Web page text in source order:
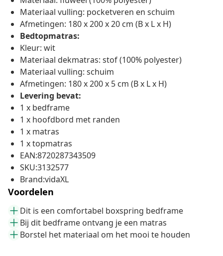
Materiaal vulling: pocketveren en schuim
Afmetingen: 180 x 200 x 20 cm (B x L x H)
Bedtopmatras:
Kleur: wit
Materiaal dekmatras: stof (100% polyester)
Materiaal vulling: schuim
Afmetingen: 180 x 200 x 5 cm (B x L x H)
Levering bevat:
1 x bedframe
1 x hoofdbord met randen
1 x matras
1 x topmatras
EAN:8720287343509
SKU:3132577
Brand:vidaXL
Voordelen
Dit is een comfortabel boxspring bedframe
Bij dit bedframe ontvang je een matras
Borstel het materiaal om het mooi te houden